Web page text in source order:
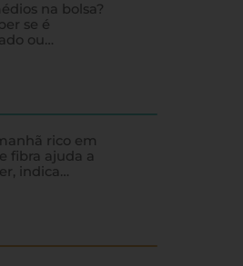
na bolsa?
se é
ou
rico em
fibra ajuda a
indica